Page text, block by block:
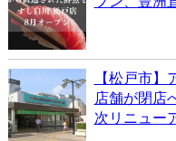
【松戸市
店舗が閉店
次リニュー